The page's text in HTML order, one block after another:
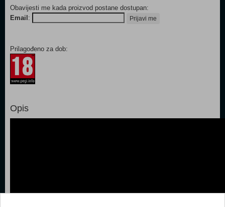
Obavijesti me kada proizvod postane dostupan:
Email : Prijavi me
Prilagođeno za dob:
Opis